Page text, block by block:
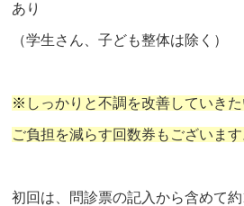
あり
（学生さん、子ども整体は除く）
※ しっかりと不調を改善していき
ご負担を減らす回数券もございます
初回は、問診票の記入から含めて